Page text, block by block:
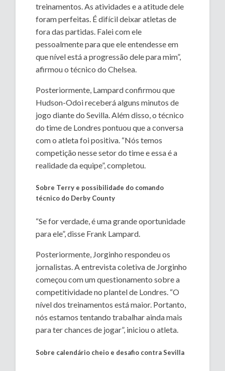
treinamentos. As atividades e a atitude dele
foram perfeitas. É difícil deixar atletas de
fora das partidas. Falei com ele
pessoalmente para que ele entendesse em
que nível está a progressão dele para mim”,
afirmou o técnico do Chelsea.
Posteriormente, Lampard confirmou que
Hudson-Odoi receberá alguns minutos de
jogo diante do Sevilla. Além disso, o técnico
do time de Londres pontuou que a conversa
com o atleta foi positiva. “Nós temos
competição nesse setor do time e essa é a
realidade da equipe”, completou.
Sobre Terry e possibilidade do comando
técnico do Derby County
“Se for verdade, é uma grande oportunidade
para ele”, disse Frank Lampard.
Posteriormente, Jorginho respondeu os
jornalistas. A entrevista coletiva de Jorginho
começou com um questionamento sobre a
competitividade no plantel de Londres. “O
nível dos treinamentos está maior. Portanto,
nós estamos tentando trabalhar ainda mais
para ter chances de jogar”, iniciou o atleta.
Sobre calendário cheio e desafio contra Sevilla